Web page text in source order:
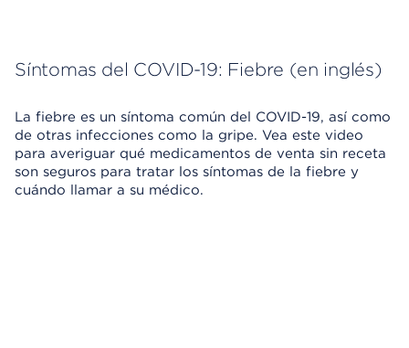
Síntomas del COVID-19: Fiebre (en inglés)
La fiebre es un síntoma común del COVID-19, así como
de otras infecciones como la gripe. Vea este video
para averiguar qué medicamentos de venta sin receta
son seguros para tratar los síntomas de la fiebre y
cuándo llamar a su médico.